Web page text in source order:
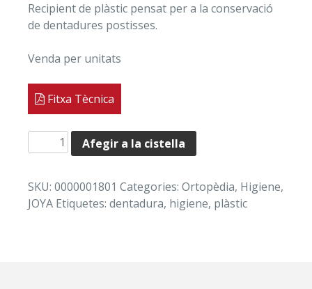
Recipient de plàstic pensat per a la conservació
de dentadures postisses.
Venda per unitats
Fitxa Tècnica
quantitat
de
"JOYA"
HIGIÈNIC
Afegir a la cistella
SKU: 0000001801 Categories: Ortopèdia, Higiene,
JOYA Etiquetes: dentadura, higiene, plàstic